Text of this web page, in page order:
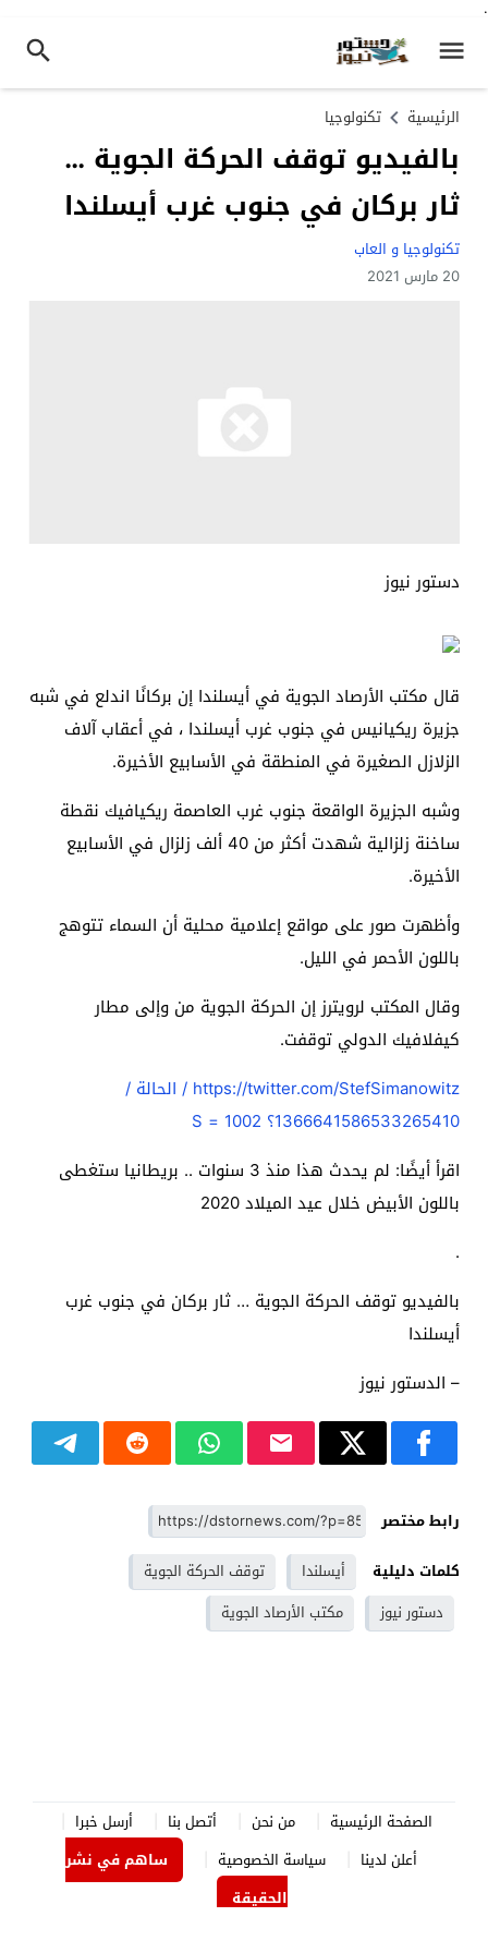
.
الرئيسية تكنولوجيا
بالفيديو توقف الحركة الجوية …
ثار بركان في جنوب غرب أيسلندا
تكنولوجيا و العاب
20 مارس 2021
دستور نيوز
قال مكتب الأرصاد الجوية في أيسلندا إن بركانًا اندلع في شبه
جزيرة ريكيانيس في جنوب غرب أيسلندا ، في أعقاب آلاف
الزلازل الصغيرة في المنطقة في الأسابيع الأخيرة.
وشبه الجزيرة الواقعة جنوب غرب العاصمة ريكيافيك نقطة
ساخنة زلزالية شهدت أكثر من 40 ألف زلزال في الأسابيع
الأخيرة.
وأظهرت صور على مواقع إعلامية محلية أن السماء تتوهج
باللون الأحمر في الليل.
وقال المكتب لرويترز إن الحركة الجوية من وإلى مطار
كيفلافيك الدولي توقفت.
https://twitter.com/StefSimanowitz / الحالة /
1366641586533265410؟ S = 1002
اقرأ أيضًا: لم يحدث هذا منذ 3 سنوات .. بريطانيا ستغطى
باللون الأبيض خلال عيد الميلاد 2020
.
بالفيديو توقف الحركة الجوية … ثار بركان في جنوب غرب
أيسلندا
– الدستور نيوز
رابط مختصر
كلمات دليلية
أيسلندا
توقف الحركة الجوية
دستور نيوز
مكتب الأرصاد الجوية
الصفحة الرئيسية من نحن أتصل بنا
أرسل خبرا
أعلن لدينا
سياسة الخصوصية
ساهم في نشر
الحقيقة